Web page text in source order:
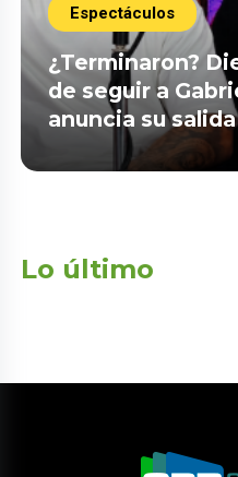
Espectáculos
¿Terminaron?
de seguir a
anuncia su
Lo último